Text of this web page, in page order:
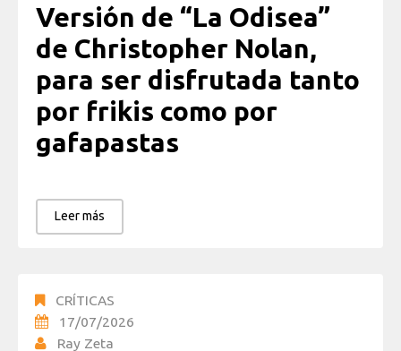
Versión de “La Odisea”
de Christopher Nolan,
para ser disfrutada tanto
por frikis como por
gafapastas
Leer más
CRÍTICAS
17/07/2026
Ray Zeta